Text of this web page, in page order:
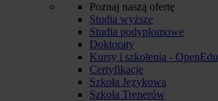
Poznaj naszą ofertę
Studia wyższe
Studia podyplomowe
Doktoraty
Kursy i szkolenia - OpenEdu
Certyfikacje
Szkoła Językowa
Szkoła Trenerów